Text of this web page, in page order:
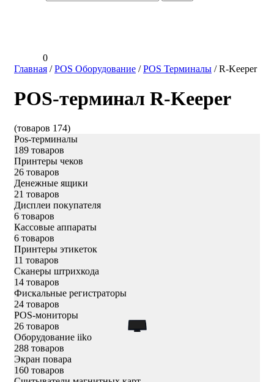
0
Главная /POS Оборудование /POS Терминалы /R-Keeper
POS-терминал R-Keeper
(товаров 174)
Pos-терминалы
189 товаров
Принтеры чеков
26 товаров
Денежные ящики
21 товаров
Дисплеи покупателя
6 товаров
Кассовые аппараты
6 товаров
Принтеры этикеток
11 товаров
Сканеры штрихкода
14 товаров
Фискальные регистраторы
24 товаров
POS-мониторы
26 товаров
Оборудование iiko
288 товаров
Экран повара
160 товаров